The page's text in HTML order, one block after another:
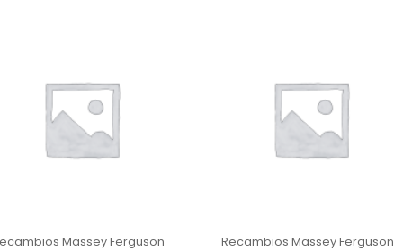
Massey Ferguson Recambios Massey Ferguson